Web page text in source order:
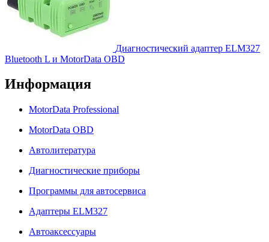
Диагностический адаптер ELM327
Bluetooth L и MotorData OBD
Информация
MotorData Professional
MotorData OBD
Автолитература
Диагностические приборы
Программы для автосервиса
Адаптеры ELM327
Автоаксессуары